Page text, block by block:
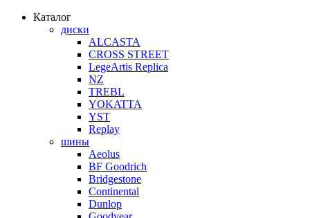
Каталог
диски
ALCASTA
CROSS STREET
LegeArtis Replica
NZ
TREBL
YOKATTA
YST
Replay
шины
Aeolus
BF Goodrich
Bridgestone
Continental
Dunlop